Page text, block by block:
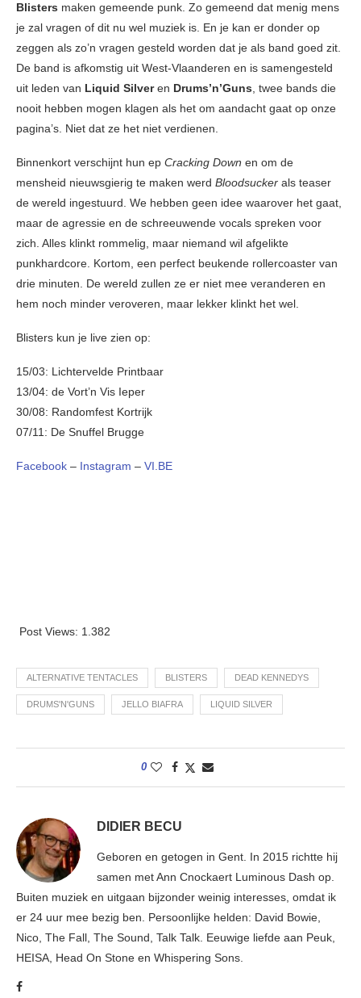
Blisters maken gemeende punk. Zo gemeend dat menig mens
je zal vragen of dit nu wel muziek is. En je kan er donder op
zeggen als zo’n vragen gesteld worden dat je als band goed zit.
De band is afkomstig uit West-Vlaanderen en is samengesteld
uit leden van Liquid Silveren Drums’n’Guns, twee bands die
nooit hebben mogen klagen als het om aandacht gaat op onze
pagina’s. Niet dat ze het niet verdienen.
Binnenkort verschijnt hun ep Cracking Down en om de
mensheid nieuwsgierig te maken werd Bloodsucker als teaser
de wereld ingestuurd. We hebben geen idee waarover het gaat,
maar de agressie en de schreeuwende vocals spreken voor
zich. Alles klinkt rommelig, maar niemand wil afgelikte
punkhardcore. Kortom, een perfect beukende rollercoaster van
drie minuten. De wereld zullen ze er niet mee veranderen en
hem noch minder veroveren, maar lekker klinkt het wel.
Blisters kun je live zien op:
15/03: Lichtervelde Printbaar
13/04: de Vort’n Vis Ieper
30/08: Randomfest Kortrijk
07/11: De Snuffel Brugge
Facebook – Instagram – VI.BE
Post Views: 1.382
ALTERNATIVE TENTACLES BLISTERS DEAD KENNEDYS
DRUMS'N'GUNS JELLO BIAFRA LIQUID SILVER
0
DIDIER BECU
Geboren en getogen in Gent. In 2015 richtte hij
samen met Ann Cnockaert Luminous Dash op.
Buiten muziek en uitgaan bijzonder weinig interesses, omdat ik
er 24 uur mee bezig ben. Persoonlijke helden: David Bowie,
Nico, The Fall, The Sound, Talk Talk. Eeuwige liefde aan Peuk,
HEISA, Head On Stone en Whispering Sons.